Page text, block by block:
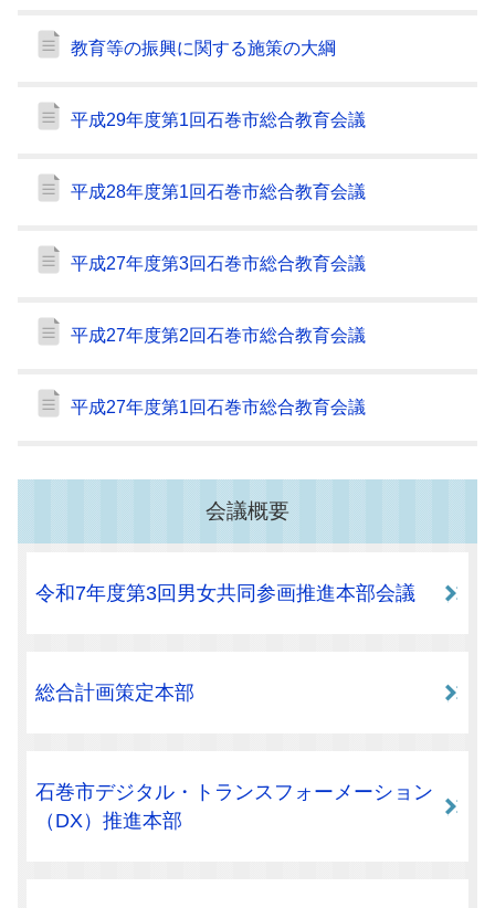
教育等の振興に関する施策の大綱
平成29年度第1回石巻市総合教育会議
平成28年度第1回石巻市総合教育会議
平成27年度第3回石巻市総合教育会議
平成27年度第2回石巻市総合教育会議
平成27年度第1回石巻市総合教育会議
会議概要
令和7年度第3回男女共同参画推進本部会議
総合計画策定本部
石巻市デジタル・トランスフォーメーション
（DX）推進本部